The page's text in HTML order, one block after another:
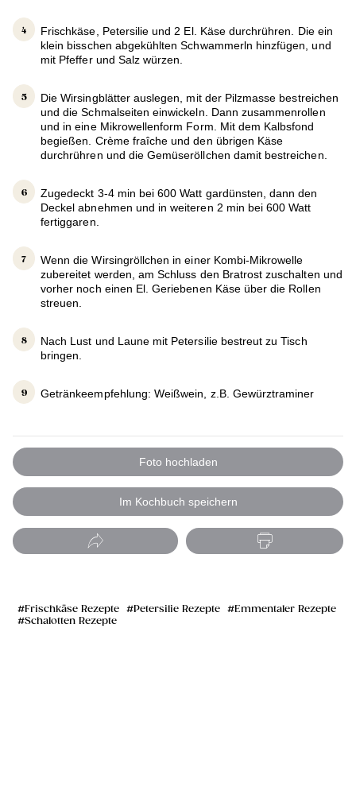
Frischkäse, Petersilie und 2 El. Käse durchrühren. Die ein
klein bisschen abgekühlten Schwammerln hinzfügen, und
mit Pfeffer und Salz würzen.
Die Wirsingblätter auslegen, mit der Pilzmasse bestreichen
und die Schmalseiten einwickeln. Dann zusammenrollen
und in eine Mikrowellenform Form. Mit dem Kalbsfond
begießen. Crème fraîche und den übrigen Käse
durchrühren und die Gemüseröllchen damit bestreichen.
Zugedeckt 3-4 min bei 600 Watt gardünsten, dann den
Deckel abnehmen und in weiteren 2 min bei 600 Watt
fertiggaren.
Wenn die Wirsingröllchen in einer Kombi-Mikrowelle
zubereitet werden, am Schluss den Bratrost zuschalten und
vorher noch einen El. Geriebenen Käse über die Rollen
streuen.
Nach Lust und Laune mit Petersilie bestreut zu Tisch
bringen.
Getränkeempfehlung: Weißwein, z.B. Gewürztraminer
Foto hochladen
Im Kochbuch speichern
Frischkäse Rezepte Petersilie Rezepte
Emmentaler Rezepte
Schalotten Rezepte